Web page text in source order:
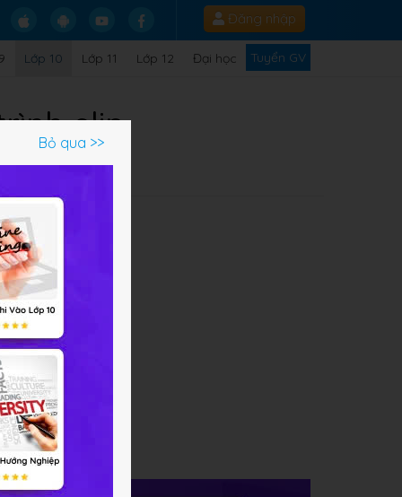
Đăng nhập
Lớp 10 Lớp 11 Lớp 12 Đại học Tuyển GV
elip
Bỏ qua >>